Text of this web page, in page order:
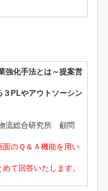
強化手法とは～提案営
３PLやアウトソーシン
流総合研究所 顧問
のＱ＆Ａ機能を用い
て回答いたします。